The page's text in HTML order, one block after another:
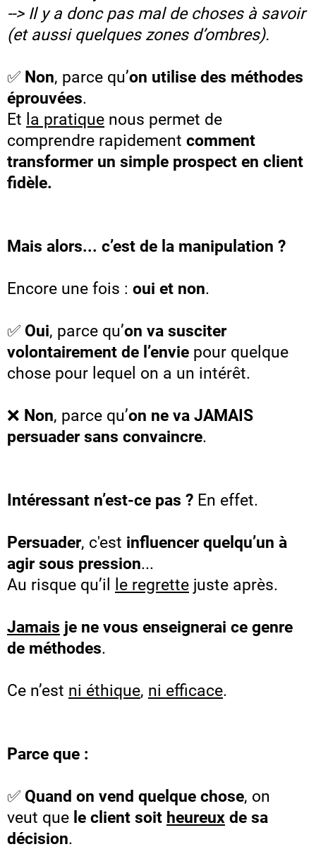
--> Il y a donc pas mal de choses à savoir
(et aussi quelques zones d’ombres).
✅ Non, parce qu’on utilise des méthodes
éprouvées.
Et la pratique nous permet de
comprendre rapidement comment
transformer un simple prospect en client
fidèle.
Mais alors... c’est de la manipulation ?
Encore une fois : oui et non.
✅ Oui, parce qu’on va susciter
volontairement de l’envie pour quelque
chose pour lequel on a un intérêt.
❌ Non, parce qu’on ne va JAMAIS
persuader sans convaincre.
Intéressant n’est-ce pas ? En effet.
Persuader, c'est influencer quelqu’un à
agir sous pression...
Au risque qu’il
le regrette juste après.
Jamais je ne vous enseignerai ce genre
de méthodes.
Ce n’est ni éthique, ni efficace.
Parce que :
✅ Quand on vend quelque chose, on
veut que le client soit heureux de sa
décision.